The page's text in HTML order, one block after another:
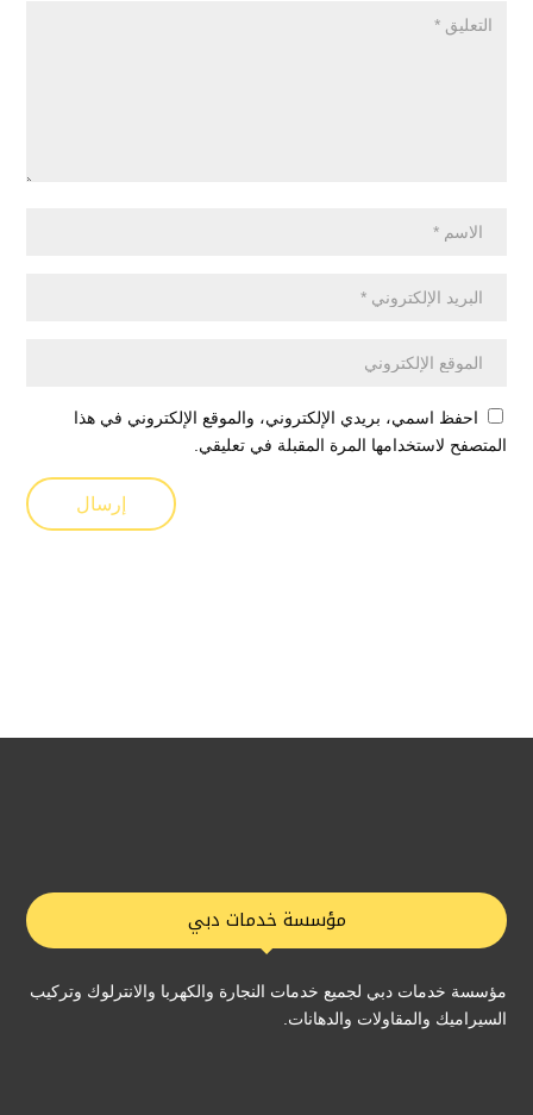
احفظ اسمي، بريدي الإلكتروني، والموقع الإلكتروني في هذا
المتصفح لاستخدامها المرة المقبلة في تعليقي.
مؤسسة خدمات دبي
مؤسسة خدمات دبي لجميع خدمات النجارة والكهربا والانترلوك وتركيب
السيراميك والمقاولات والدهانات.